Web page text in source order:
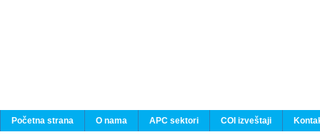
Početna strana O nama APC sektori COI izveštaji